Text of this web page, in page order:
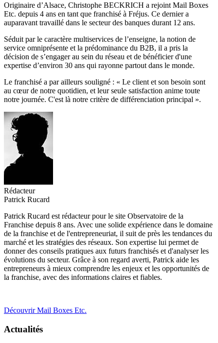
Originaire d’Alsace, Christophe BECKRICH a rejoint Mail Boxes
Etc. depuis 4 ans en tant que franchisé à Fréjus. Ce dernier a
auparavant travaillé dans le secteur des banques durant 12 ans.
Séduit par le caractère multiservices de l’enseigne, la notion de
service omniprésente et la prédominance du B2B, il a pris la
décision de s’engager au sein du réseau et de bénéficier d'une
expertise d’environ 30 ans qui rayonne partout dans le monde.
Le franchisé a par ailleurs souligné : « Le client et son besoin sont
au cœur de notre quotidien, et leur seule satisfaction anime toute
notre journée. C'est là notre critère de différenciation principal ».
Rédacteur
Patrick Rucard
Patrick Rucard est rédacteur pour le site Observatoire de la
Franchise depuis 8 ans. Avec une solide expérience dans le domaine
de la franchise et de l'entrepreneuriat, il suit de près les tendances du
marché et les stratégies des réseaux. Son expertise lui permet de
donner des conseils pratiques aux futurs franchisés et d'analyser les
évolutions du secteur. Grâce à son regard averti, Patrick aide les
entrepreneurs à mieux comprendre les enjeux et les opportunités de
la franchise, avec des informations claires et fiables.
Découvrir Mail Boxes Etc.
Actualités